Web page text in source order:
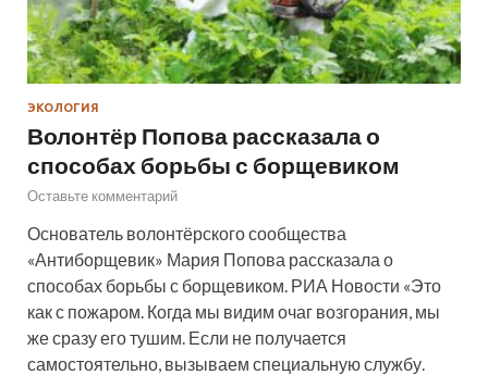
ЭКОЛОГИЯ
Волонтёр Попова рассказала о
способах борьбы с борщевиком
Оставьте комментарий
Основатель волонтёрского сообщества
«Антиборщевик» Мария Попова рассказала о
способах борьбы с борщевиком. РИА Новости «Это
как с пожаром. Когда мы видим очаг возгорания, мы
же сразу его тушим. Если не получается
самостоятельно, вызываем специальную службу.